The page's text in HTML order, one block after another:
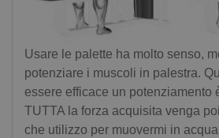
Usare le palette ha molto senso,
potenziare i muscoli in palestra.
essere efficace un potenziamento
TUTTA la forza acquisita venga
che utilizzo per muovermi in